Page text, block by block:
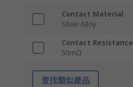
Contact Material
Silver Alloy
Contact Resistance
50mΩ
查找類似產品